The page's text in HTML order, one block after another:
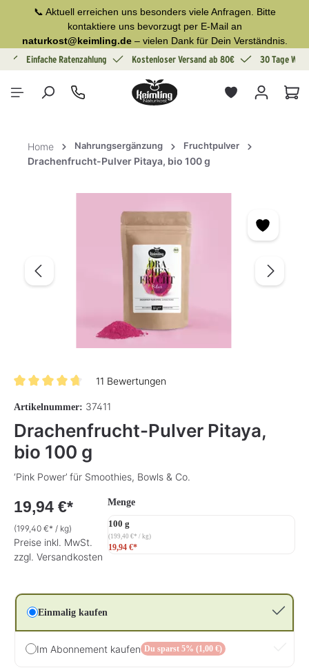
springen
📞 Aktuell erreichen uns besonders viele Anfragen. Bitte
kontaktiere uns bevorzugt per E-Mail an
naturkost@keimling.de– vielen Dank für Dein Verständnis.
Einfache Ratenzahlung Kostenloser Versand ab 80€ 30 Tage
Home Nahrungsergänzung Fruchtpulver
Drachenfrucht-Pulver Pitaya, bio 100 g
11 Bewertungen
Artikelnummer: 37411
Drachenfrucht-Pulver Pitaya,
bio 100 g
‘Pink Power’ für Smoothies, Bowls & Co.
19,94 €*
(199,40 €* / kg)
Preise inkl. MwSt.
zzgl. Versandkosten
Mengeauswählen
100 g
(199,40 €* / kg)
19,94 €*
Einmalig kaufen
Im Abonnement kaufen Du sparst 5% (1,00 €)